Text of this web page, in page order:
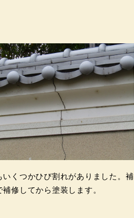
いくつかひび割れがありました。補
補修してから塗装します。